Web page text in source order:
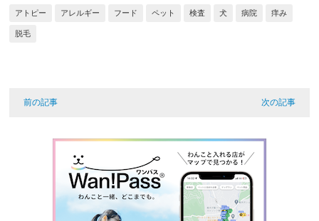
アトピー アレルギー フード ペット 検査 犬 病院 痒み
脱毛
前の記事 次の記事